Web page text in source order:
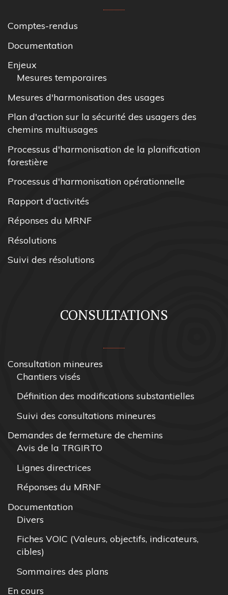
Comptes-rendus
Documentation
Enjeux
Mesures temporaires
Mesures d'harmonisation des usages
Plan d'action sur la sécurité des usagers des
chemins multiusages
Processus d'harmonisation de la planification
forestière
Processus d'harmonisation opérationnelle
Rapport d'activités
Réponses du MRNF
Résolutions
Suivi des résolutions
CONSULTATIONS
Consultation mineures
Chantiers visés
Définition des modifications substantielles
Suivi des consultations mineures
Demandes de fermeture de chemins
Avis de la TRGIRTO
Lignes directrices
Réponses du MRNF
Documentation
Divers
Fiches VOIC (Valeurs, objectifs, indicateurs,
cibles)
Sommaires des plans
En cours